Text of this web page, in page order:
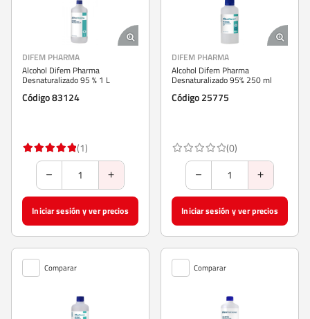
DIFEM PHARMA
Alcohol Difem Pharma
Desnaturalizado 95 % 1 L
Código 83124
(1)
Iniciar sesión y ver precios
DIFEM PHARMA
Alcohol Difem Pharma
Desnaturalizado 95% 250 ml
Código 25775
(0)
Iniciar sesión y ver precios
Comparar Comparar